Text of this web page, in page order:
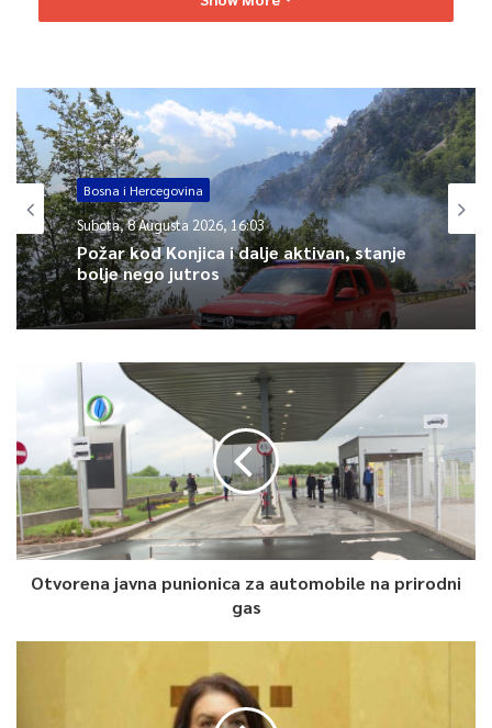
da je aerodrom bio žila kucavica za bosanskohercegovačko
kao i pad broja putnika za skoro 70% u odnosu na prošlu
godinu.
Više saznajte u videu.
0
Article Rating
Bosna i Hercegovina
Subota, 8 Augusta 2026, 16:03
Požar kod Konjica i dalje aktivan, stanje
bolje nego jutros
Otvorena javna punionica za automobile na prirodni
gas